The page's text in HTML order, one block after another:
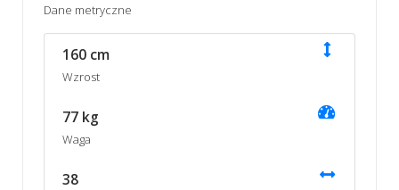
Dane metryczne
160 cm
Wzrost
77 kg
Waga
38